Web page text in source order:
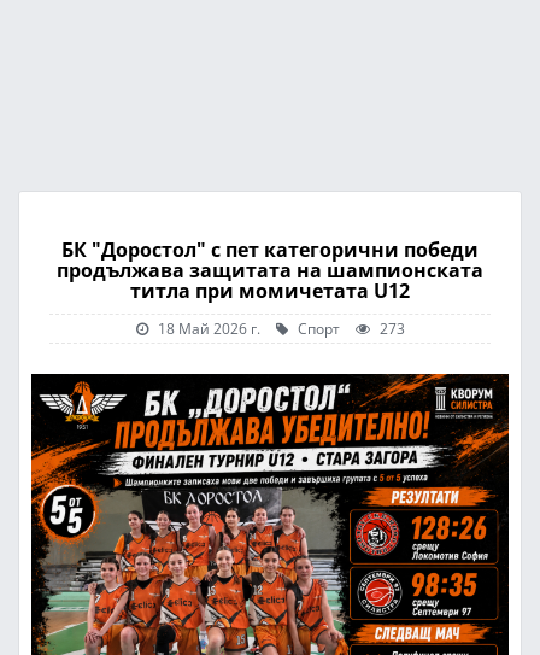
БК "Доростол" с пет категорични победи
продължава защитата на шампионската
титла при момичетата U12
18 Май 2026 г. Спорт 273